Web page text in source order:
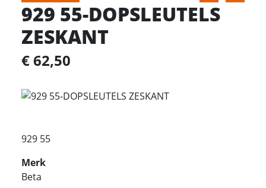
929 55-DOPSLEUTELS
ZESKANT
€ 62,50
929 55
Merk
Beta